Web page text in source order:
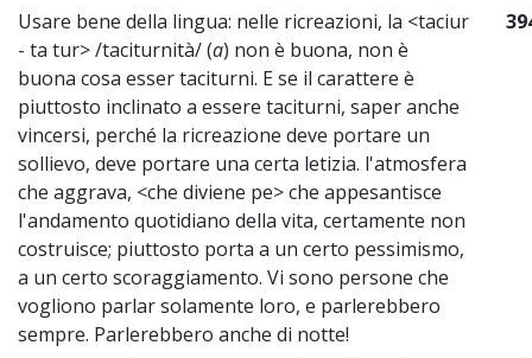
Usare bene della lingua: nelle ricreazioni, la <taciur
- ta tur> /taciturnità/ (a) non è buona, non è
buona cosa esser taciturni. E se il carattere è
piuttosto inclinato a essere taciturni, saper anche
vincersi, perché la ricreazione deve portare un
sollievo, deve portare una certa letizia. l'atmosfera
che aggrava, <che diviene pe> che appesantisce
l'andamento quotidiano della vita, certamente non
costruisce; piuttosto porta a un certo pessimismo,
a un certo scoraggiamento. Vi sono persone che
vogliono parlar solamente loro, e parlerebbero
sempre. Parlerebbero anche di notte!